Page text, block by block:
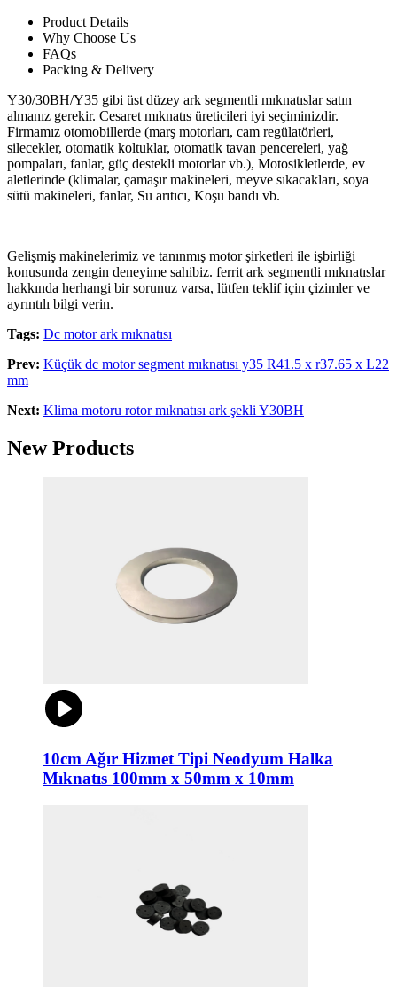
Product Details
Why Choose Us
FAQs
Packing & Delivery
Y30/30BH/Y35 gibi üst düzey ark segmentli mıknatıslar satın
almanız gerekir. Cesaret mıknatıs üreticileri iyi seçiminizdir.
Firmamız otomobillerde (marş motorları, cam regülatörleri,
silecekler, otomatik koltuklar, otomatik tavan pencereleri, yağ
pompaları, fanlar, güç destekli motorlar vb.), Motosikletlerde, ev
aletlerinde (klimalar, çamaşır makineleri, meyve sıkacakları, soya
sütü makineleri, fanlar, Su arıtıcı, Koşu bandı vb.
Gelişmiş makinelerimiz ve tanınmış motor şirketleri ile işbirliği
konusunda zengin deneyime sahibiz. ferrit ark segmentli mıknatıslar
hakkında herhangi bir sorunuz varsa, lütfen teklif için çizimler ve
ayrıntılı bilgi verin.
Tags: Dc motor ark mıknatısı
Prev: Küçük dc motor segment mıknatısı y35 R41.5 x r37.65 x L22
mm
Next: Klima motoru rotor mıknatısı ark şekli Y30BH
New Products
10cm Ağır Hizmet Tipi Neodyum Halka
Mıknatıs 100mm x 50mm x 10mm